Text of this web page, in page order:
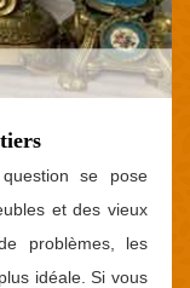
se pose
et des vieux
problèmes, les
idéale. Si vous